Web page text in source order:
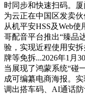
时同步和快速扫码。
为云正在中国区发卖
从机平安HSS及Web
哥配音平台推出“臻品
验，实现近程使用安
牌等免拆...2026年1月
当展现了鸿蒙系统“碰
成可编纂电商海报。
调出搭车码、AI通话